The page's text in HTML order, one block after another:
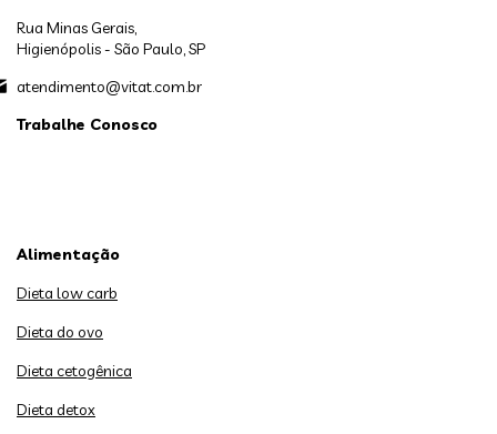
Rua Minas Gerais,
Higienópolis - São Paulo, SP
atendimento@vitat.com.br
Trabalhe Conosco
Alimentação
Dieta low carb
Dieta do ovo
Dieta cetogênica
Dieta detox